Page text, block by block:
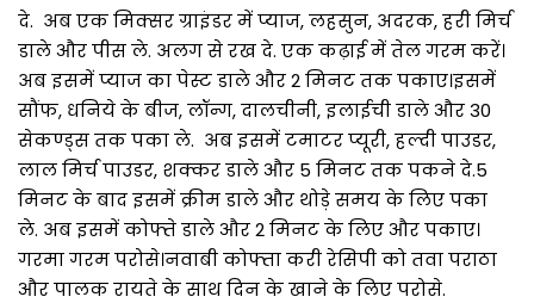
दे. अब एक मिक्सर ग्राइंडर में प्याज, लहसुन, अदरक, हरी मिर्च
डाले और पीस ले. अलग से रख दे. एक कढ़ाई में तेल गरम करें।
अब इसमें प्याज का पेस्ट डाले और 2 मिनट तक पकाए।इसमें
सौंफ, धनिये के बीज, लॉन्ग, दालचीनी, इलाईची डाले और 30
सेकण्ड्स तक पका ले. अब इसमें टमाटर प्यूरी, हल्दी पाउडर,
लाल मिर्च पाउडर, शक्कर डाले और 5 मिनट तक पकने दे.5
मिनट के बाद इसमें क्रीम डाले और थोड़े समय के लिए पका
ले. अब इसमें कोफ्ते डाले और 2 मिनट के लिए और पकाए।
गरमा गरम परोसे।नवाबी कोफ्ता करी रेसिपी को तवा पराठा
और पालक रायते के साथ दिन के खाने के लिए परोसे.